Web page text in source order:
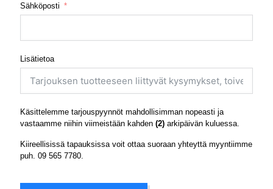
Sähköposti
Lisätietoa
Käsittelemme tarjouspyynnöt mahdollisimman nopeasti ja
vastaamme niihin viimeistään kahden (2) arkipäivän kuluessa.
Kiireellisissä tapauksissa voit ottaa suoraan yhteyttä myyntiimme
puh. 09 565 7780